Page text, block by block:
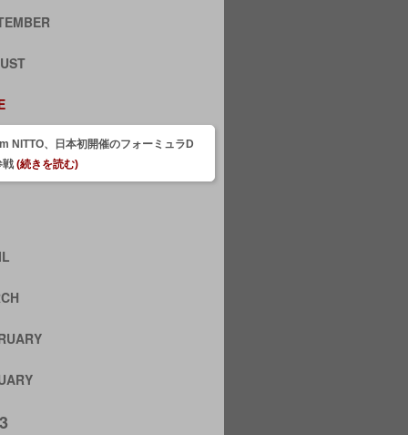
NITTO、日本初開催のフォーミュラD
戦 (続きを読む)